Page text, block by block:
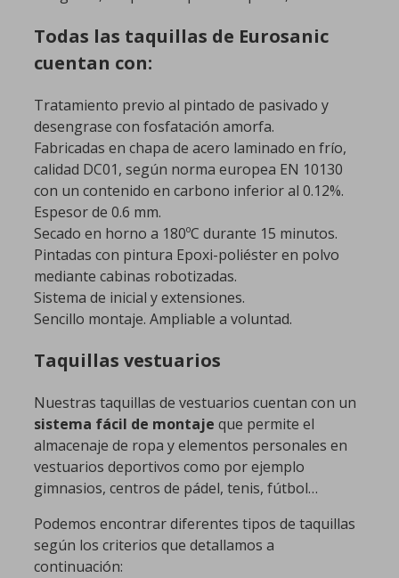
Todas las taquillas de Eurosanic
cuentan con:
Tratamiento previo al pintado de pasivado y
desengrase con fosfatación amorfa.
Fabricadas en chapa de acero laminado en frío,
calidad DC01, según norma europea EN 10130
con un contenido en carbono inferior al 0.12%.
Espesor de 0.6 mm.
Secado en horno a 180ºC durante 15 minutos.
Pintadas con pintura Epoxi-poliéster en polvo
mediante cabinas robotizadas.
Sistema de inicial y extensiones.
Sencillo montaje. Ampliable a voluntad.
Taquillas vestuarios
Nuestras taquillas de vestuarios cuentan con un
sistema fácil de montaje que permite el
almacenaje de ropa y elementos personales en
vestuarios deportivos como por ejemplo
gimnasios, centros de pádel, tenis, fútbol…
Podemos encontrar diferentes tipos de taquillas
según los criterios que detallamos a
continuación: